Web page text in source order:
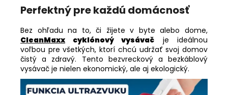
Perfektný pre každú domácnosť
Bez ohľadu na to, či žijete v byte alebo dome,
CleanMaxx
cyklónový vysávač je ideálnou
voľbou pre všetkých, ktorí chcú udržať svoj domov
čistý a zdravý. Tento bezvreckový a bezkáblový
vysávač je nielen ekonomický, ale aj ekologický.